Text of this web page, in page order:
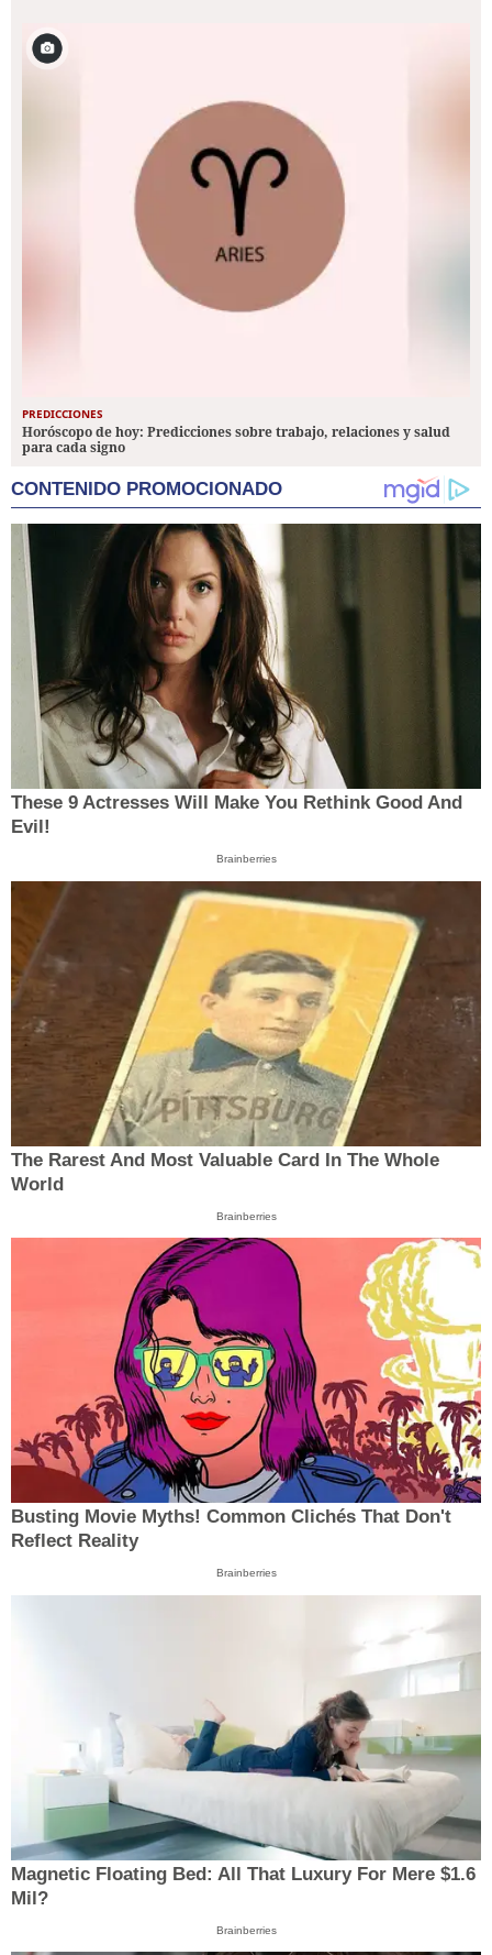
PREDICCIONES
Horóscopo de hoy: Predicciones sobre trabajo, relaciones y salud
para cada signo
CONTENIDO PROMOCIONADO
These 9 Actresses Will Make You Rethink Good And
Evil!
Brainberries
The Rarest And Most Valuable Card In The Whole
World
Brainberries
Busting Movie Myths! Common Clichés That Don't
Reflect Reality
Brainberries
Magnetic Floating Bed: All That Luxury For Mere $1.6
Mil?
Brainberries